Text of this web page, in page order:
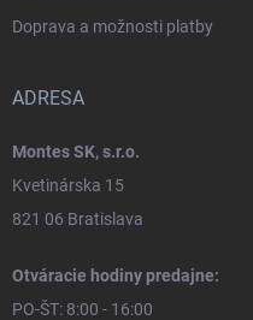
Doprava a možnosti platby
ADRESA
Montes SK, s.r.o.
Kvetinárska 15
821 06 Bratislava
Otváracie hodiny predajne:
PO-ŠT: 8:00 - 16:00